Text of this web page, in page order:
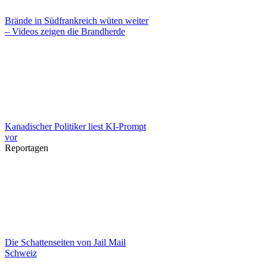
Brände in Südfrankreich wüten weiter
– Videos zeigen die Brandherde
Kanadischer Politiker liest KI-Prompt
vor
Reportagen
Die Schattenseiten von Jail Mail
Schweiz